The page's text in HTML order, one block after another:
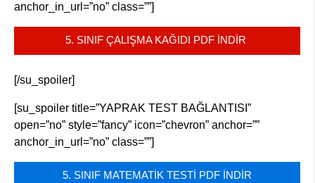
anchor_in_url=”no” class=””]
5. SINIF ÇALIŞMA KAĞIDI PDF İNDİR
[/su_spoiler]
[su_spoiler title=”YAPRAK TEST BAĞLANTISI”
open=”no” style=”fancy” icon=”chevron” anchor=””
anchor_in_url=”no” class=””]
5. SINIF MATEMATİK TESTİ PDF İNDİR